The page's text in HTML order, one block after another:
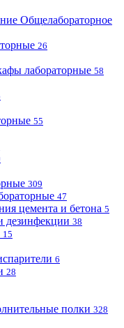
Общелабораторное
26
лабораторные 58
55
309
47
цемента и бетона 5
дезинфекции 38
15
6
28
полки 328